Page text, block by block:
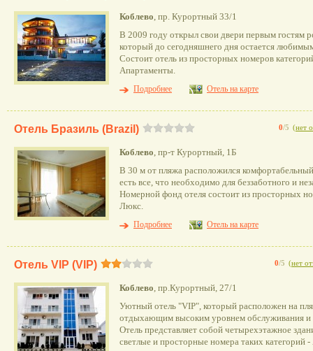
Коблево, пр. Курортный 33/1
В 2009 году открыл свои двери первым гостям
который до сегодняшнего дня остается
Состоит отель из просторных номеров
Апартаменты.
Подробнее
Отель на карте
0/5 (нет
Отель Бразиль (Brazil)
Коблево, пр-т Курортный, 1Б
В 30 м от пляжа расположился
есть все, что необходимо для беззаботного и
Номерной фонд отеля состоит из просторных
Люкс.
Подробнее
Отель на карте
0/5 (нет
Отель VIP (VIP)
Коблево, пр.Курортный, 27/1
Уютный отель "VIP", который расположен на
отдыхающим высоким уровнем обслуживания
Отель представляет собой четырехэтажное
светлые и просторные номера таких категорий